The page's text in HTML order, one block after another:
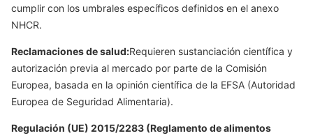
cumplir con los umbrales específicos definidos en el anexo
NHCR.
Reclamaciones de salud:Requieren sustanciación científica y
autorización previa al mercado por parte de la Comisión
Europea, basada en la opinión científica de la EFSA (Autoridad
Europea de Seguridad Alimentaria).
Regulación (UE) 2015/2283 (Reglamento de alimentos